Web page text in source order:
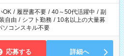
OK / 履歴書不要 / 40～50代活躍中 / 副
自由 / シフト勤務 / 10名以上の大量募
ソコンスキル不要
応募する 詳細へ